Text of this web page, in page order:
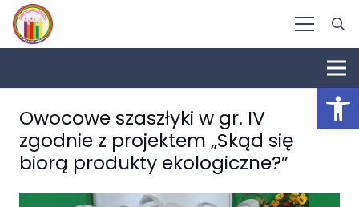
Owocowe szaszłyki w gr. IV
zgodnie z projektem „Skąd się
biorą produkty ekologiczne?”